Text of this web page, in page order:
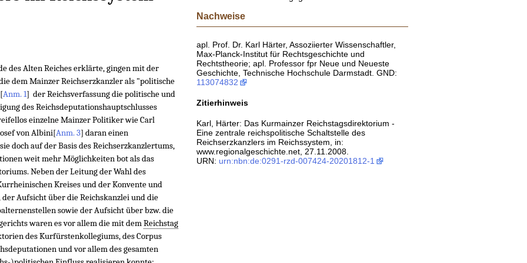
des Alten Reiches erklärte, gingen mit der
dem Mainzer Reichserzkanzler als "politische
[Anm. 1] der Reichsverfassung die politische und
des Reichsdeputationshauptschlusses
einzelne Mainzer Politiker wie Carl
von Albini[Anm. 3] daran einen
doch auf der Basis des Reichserzkanzlertums,
weit mehr Möglichkeiten bot als das
Neben der Leitung der Wahl des
Kreises und der Konvente und
Aufsicht über die Reichskanzlei und die
sowie der Aufsicht über bzw. die
waren es vor allem die mit demReichstag
des Kurfürstenkollegiums, des Corpus
und vor allem des gesamten
Nachweise
apl. Prof. Dr. Karl Härter, Assoziierter Wissenschaftler,
Max-Planck-Institut für Rechtsgeschichte und
Rechtstheorie; apl. Professor fpr Neue und Neueste
Geschichte, Technische Hochschule Darmstadt. GND:
113074832
Zitierhinweis
Karl, Härter: Das Kurmainzer Reichstagsdirektorium -
Eine zentrale reichspolitische Schaltstelle des
Reichserzkanzlers im Reichssystem, in:
www.regionalgeschichte.net, 27.11.2008.
URN: urn:nbn:de:0291-rzd-007424-20201812-1